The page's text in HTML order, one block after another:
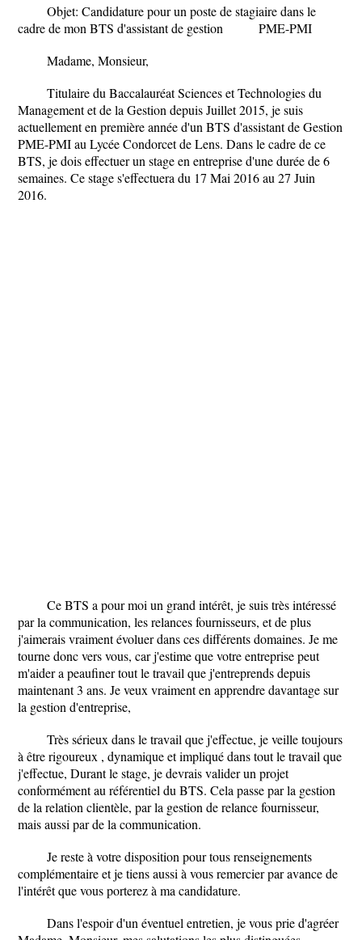
Objet: Candidature pour un poste de stagiaire dans le
cadre de mon BTS d'assistant de gestion PME-PMI
Madame, Monsieur,
Titulaire du Baccalauréat Sciences et Technologies du
Management et de la Gestion depuis Juillet 2015, je suis
actuellement en première année d'un BTS d'assistant de Gestion
PME-PMI au Lycée Condorcet de Lens. Dans le cadre de ce
BTS, je dois effectuer un stage en entreprise d'une durée de 6
semaines. Ce stage s'effectuera du 17 Mai 2016 au 27 Juin
2016.
Ce BTS a pour moi un grand intérêt, je suis très intéressé
par la communication, les relances fournisseurs, et de plus
j'aimerais vraiment évoluer dans ces différents domaines. Je me
tourne donc vers vous, car j'estime que votre entreprise peut
m'aider a peaufiner tout le travail que j'entreprends depuis
maintenant 3 ans. Je veux vraiment en apprendre davantage sur
la gestion d'entreprise,
Très sérieux dans le travail que j'effectue, je veille toujours
à être rigoureux , dynamique et impliqué dans tout le travail que
j'effectue, Durant le stage, je devrais valider un projet
conformément au référentiel du BTS. Cela passe par la gestion
de la relation clientèle, par la gestion de relance fournisseur,
mais aussi par de la communication.
Je reste à votre disposition pour tous renseignements
complémentaire et je tiens aussi à vous remercier par avance de
l'intérêt que vous porterez à ma candidature.
Dans l'espoir d'un éventuel entretien, je vous prie d'agréer